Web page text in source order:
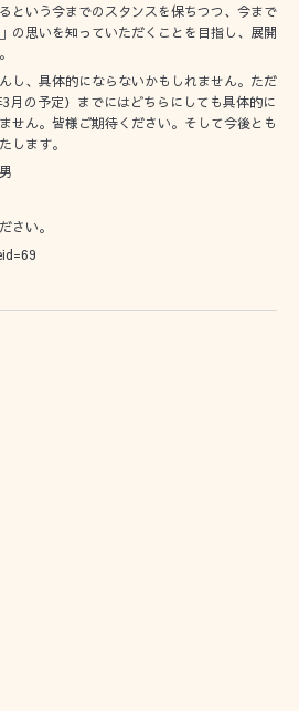
という今までのスタンスを保ちつつ、今まで
の思いを知っていただくことを目指し、展開
し、具体的にならないかもしれません。ただ
月の予定）までにはどちらにしても具体的に
せん。皆様ご期待ください。そして今後とも
します。
さい。